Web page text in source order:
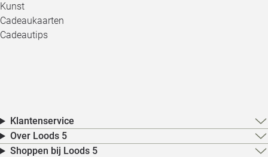
Kunst
Cadeaukaarten
Cadeautips
Klantenservice
Over Loods 5
Shoppen bij Loods 5